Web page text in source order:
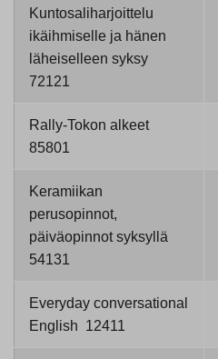
Kuntosaliharjoittelu
ikäihmiselle ja hänen
läheiselleen syksy
72121
Rally-Tokon alkeet
85801
Keramiikan
perusopinnot,
päiväopinnot syksyllä
54131
Everyday conversational
English 12411